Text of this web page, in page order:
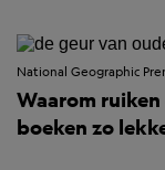
National Geographic
Waarom
boeken zo